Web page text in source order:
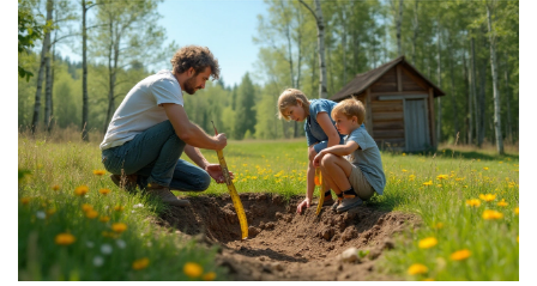
утечки воды, как их исправить и что учесть при
создании пруда. Также вы узнаете о полезных советах
для поддержания оптимального уровня воды.